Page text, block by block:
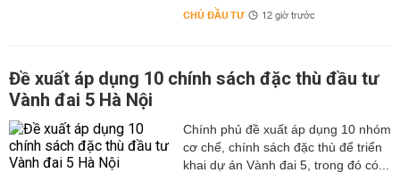
CHỦ ĐẦU TƯ 12 giờ trước
Đề xuất áp dụng 10 chính sách đặc thù đầu tư
Vành đai 5 Hà Nội
Chính phủ đề xuất áp dụng 10 nhóm
cơ chế, chính sách đặc thù để triển
khai dự án Vành đai 5, trong đó có...